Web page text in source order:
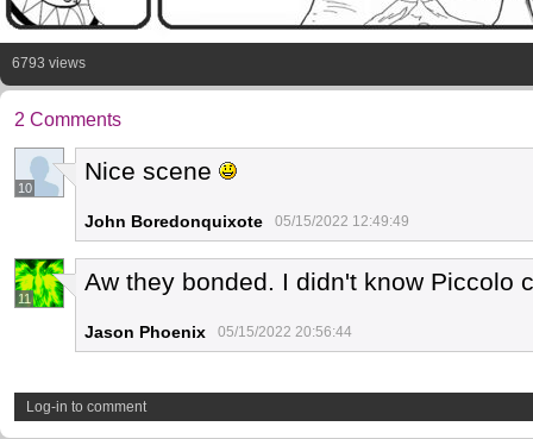
6793 views
2 Comments
10
Nice scene
John Boredonquixote 05/15/2022 12:49:49
11
Aw they bonded. I didn't know Piccolo
Jason Phoenix 05/15/2022 20:56:44
Log-in to comment